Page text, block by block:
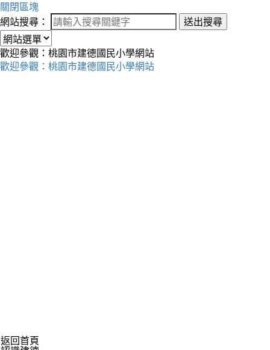
關閉區塊
網站搜尋：
送出搜尋
歡迎參觀：桃園市建德國民小學網站
歡迎參觀：桃園市建德國民小學網站
返回首頁